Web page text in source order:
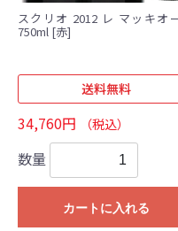
スクリオ 2012 レ マッキオ
750ml [赤]
送料無料
34,760円 （税込）
数量
カートに入れる